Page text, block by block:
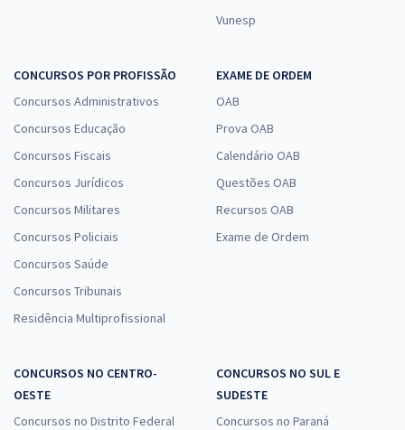
Vunesp
CONCURSOS POR PROFISSÃO
Concursos Administrativos
Concursos Educação
Concursos Fiscais
Concursos Jurídicos
Concursos Militares
Concursos Policiais
Concursos Saúde
Concursos Tribunais
Residência Multiprofissional
EXAME DE ORDEM
OAB
Prova OAB
Calendário OAB
Questões OAB
Recursos OAB
Exame de Ordem
CONCURSOS NO CENTRO-
OESTE
Concursos no Distrito Federal
CONCURSOS NO SUL E
SUDESTE
Concursos no Paraná